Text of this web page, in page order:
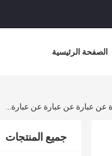
الصفحة الرئيسية
جميع المنتجات